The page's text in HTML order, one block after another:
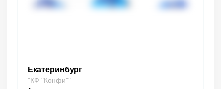
Екатеринбург
"КФ "Конфи""